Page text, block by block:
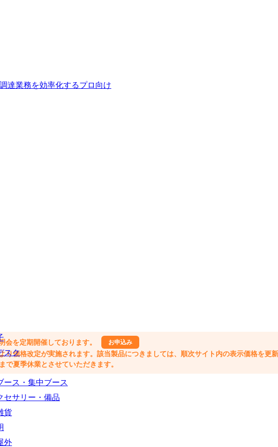
スク
ース・集中ブース
セサリー・備品
貨
外
を定期開催しております。 お申込み
価格改定が実施されます。該当製品につきましては、順次サイト内の表示価格を更新
で夏季休業とさせていただきます。